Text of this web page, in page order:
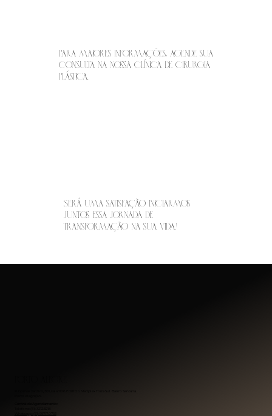
Para maiores informações, agende sua
consulta na nossa Clínica de Cirurgia
Plástica.
Será uma satisfação iniciarmos
juntos essa jornada de
transformação na sua vida!